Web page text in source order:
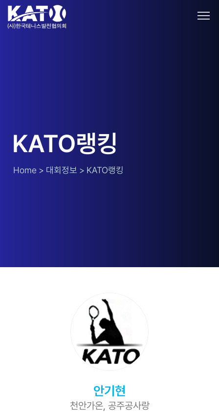
KATO랭킹
Home > 대회정보 > KATO랭킹
안기현
천안가온, 공주공사랑